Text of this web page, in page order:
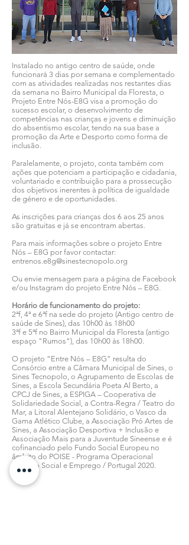
Instalado no antigo centro de saúde, onde
funcionará 3 dias por semana e complementado
com as atividades realizadas nos restantes dias
da semana no Bairro Municipal da Floresta, o
Projeto Entre Nós-E8G visa a promoção do
sucesso escolar, o desenvolvimento de
competências nas crianças e jovens e diminuição
do absentismo escolar, tendo na sua base a
promoção da Arte e Desporto como forma de
inclusão.
Paralelamente, o projeto, conta também com
ações que potenciam a participação e cidadania,
voluntariado e contribuição para a prossecução
dos objetivos inerentes à política de igualdade
de género e de oportunidades.
As inscrições para crianças dos 6 aos 25 anos
são gratuitas e já se encontram abertas.
Para mais informações sobre o projeto Entre
Nós – E8G por favor contactar:
entrenos.e8g@sinestecnopolo.org
Ou envie mensagem para a página de Facebook
e/ou Instagram do projeto Entre Nós – E8G.
Horário de funcionamento do projeto:
2ªf, 4ª e 6ªf na sede do projeto (Antigo centro de
saúde de Sines), das 10h00 às 18h00
3ªf e 5ªf no Bairro Municipal da Floresta (antigo
espaço "Rumos"), das 10h00 às 18h00.
O projeto “Entre Nós – E8G” resulta do
Consórcio entre a Câmara Municipal de Sines, o
Sines Tecnopolo, o Agrupamento de Escolas de
Sines, a Escola Secundária Poeta Al Berto, a
CPCJ de Sines, a ESPIGA – Cooperativa de
Solidariedade Social, a Contra-Regra / Teatro do
Mar, a Litoral Alentejano Solidário, o Vasco da
Gama Atlético Clube, a Associação Pró Artes de
Sines, a Associação Desportiva + Inclusão e
Associação Mais para a Juventude Sineense e é
cofinanciado pelo Fundo Social Europeu no
âmbito do POISE - Programa Operacional
Inclusão Social e Emprego / Portugal 2020.